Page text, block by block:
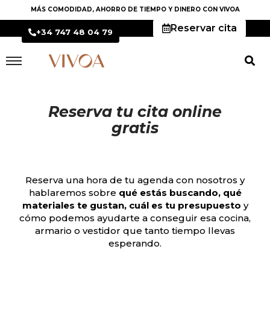
MÁS COMODIDAD, AHORRO DE TIEMPO Y DINERO CON VIVOA
+34 747 48 04 79 Reservar cita
Reserva tu cita online
gratis
Reserva una hora de tu agenda con nosotros y
hablaremos sobre qué estás buscando, qué
materiales te gustan, cuál es tu presupuesto y
cómo podemos ayudarte a conseguir esa cocina,
armario o vestidor que tanto tiempo llevas
esperando.